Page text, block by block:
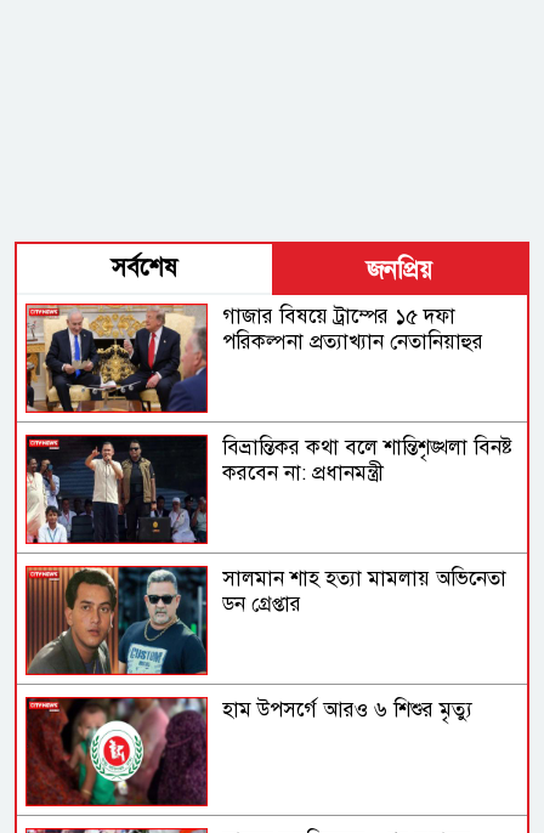
সর্বশেষ জনপ্রিয়
গাজার বিষয়ে ট্রাম্পের ১৫ দফা
পরিকল্পনা প্রত্যাখ্যান নেতানিয়াহুর
বিভ্রান্তিকর কথা বলে শান্তিশৃঙ্খলা বিনষ্ট
করবেন না: প্রধানমন্ত্রী
সালমান শাহ হত্যা মামলায় অভিনেতা
ডন গ্রেপ্তার
হাম উপসর্গে আরও ৬ শিশুর মৃত্যু